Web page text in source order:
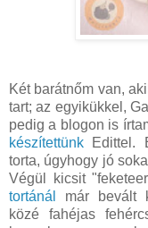
Két barátnőm van,
tart; az egyikükkel,
pedig a blogon is
készítettünk Edittel.
torta, úgyhogy jó
Végül kicsit
tortánál
már bevált
közé fahéjas